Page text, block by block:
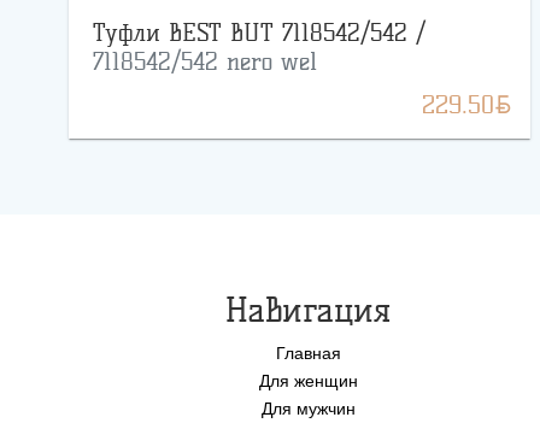
Туфли BEST BUT 7118542/542 /
7118542/542 nero wel
229.50BYN
Навигация
Главная
Для женщин
Для мужчин